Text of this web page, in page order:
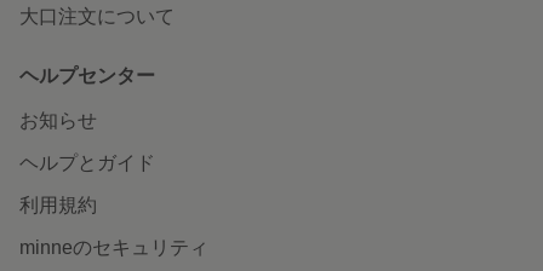
大口注文について
ヘルプセンター
お知らせ
ヘルプとガイド
利用規約
minneのセキュリティ